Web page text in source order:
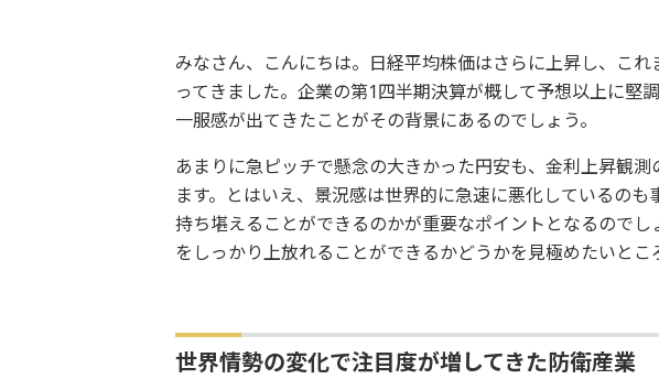
みなさん、こんにちは。日経平均株価はさらに上昇し、こ
ってきました。企業の第1四半期決算が概して予想以上に堅
一服感が出てきたことがその背景にあるのでしょう。
あまりに急ピッチで懸念の大きかった円安も、金利上昇観
ます。とはいえ、景況感は世界的に急速に悪化しているの
持ち堪えることができるのかが重要なポイントとなるので
をしっかり上放れることができるかどうかを見極めたいとこ
世界情勢の変化で注目度が増してきた防衛産業